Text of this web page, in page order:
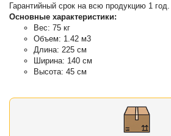
Гарантийный срок на всю продукцию 1 год.
Основные характеристики:
Вес: 75 кг
Объем: 1.42 м3
Длина: 225 см
Ширина: 140 см
Высота: 45 см